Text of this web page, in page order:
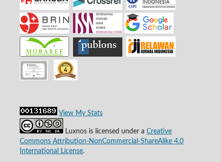
View My Stats
Luxnos is licensed under a Creative
Commons Attribution-NonCommercial-ShareAlike 4.0
International License.